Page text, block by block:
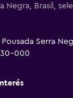
Negra, Brasil,
Serra
000